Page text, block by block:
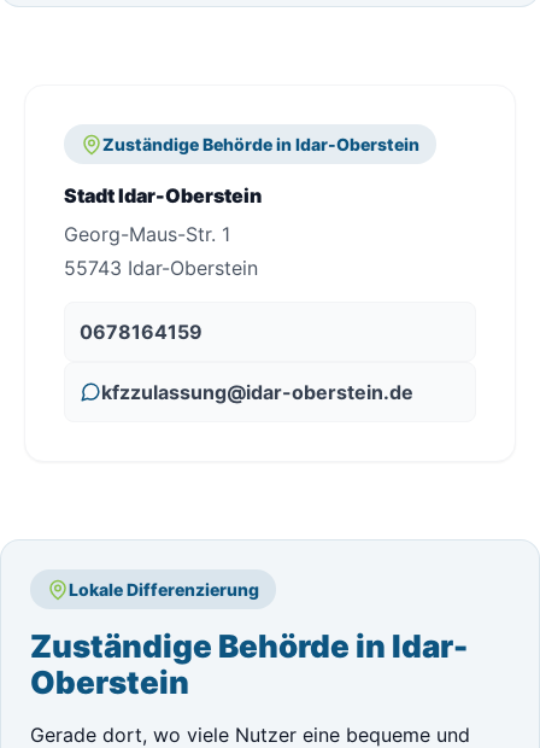
Zuständige Behörde in Idar-Oberstein
Stadt Idar-Oberstein
Georg-Maus-Str. 1
55743 Idar-Oberstein
0678164159
kfzzulassung@idar-oberstein.de
Lokale Differenzierung
Zuständige Behörde in Idar-
Oberstein
Gerade dort, wo viele Nutzer eine bequeme und